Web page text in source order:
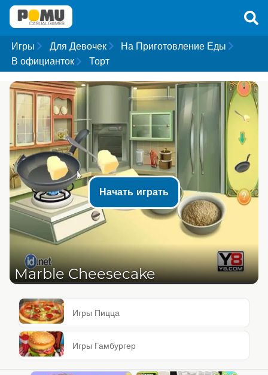
Игры Для Девочек
На Приготовление Еды
В официанток
Торт
Начать играть
Marble Cheesecake
Игры Пицца
Игры Гамбургер